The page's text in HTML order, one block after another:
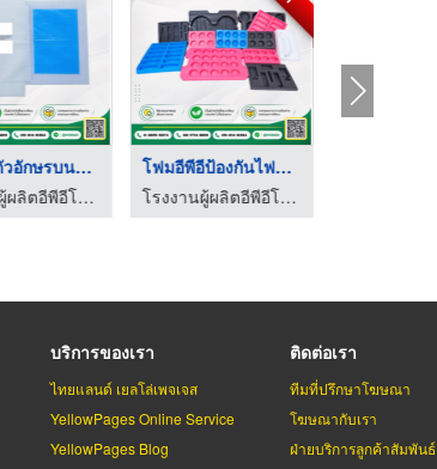
รับพิมพ์ตัวอักษรบนชิ ...
โรงงานผู้ผลิตอีพีอีโฟม ชลบุรี - ไทยรุ่งเรือง โฟม
โฟมอีพีอีป้องกันไฟฟ้ ...
โรงงานผู้ผลิตอีพีอีโฟม ชลบุรี - ไทยรุ่งเรือง โฟม
บริการของเรา
ไทยแลนด์ เยลโล่เพจเจส
YellowPages Online Service
YellowPages Blog
ติดต่อเรา
ทีมที่ปรึกษาโฆษณา
โฆษณากับเรา
ฝ่ายบริการลูกค้าสัมพันธ์